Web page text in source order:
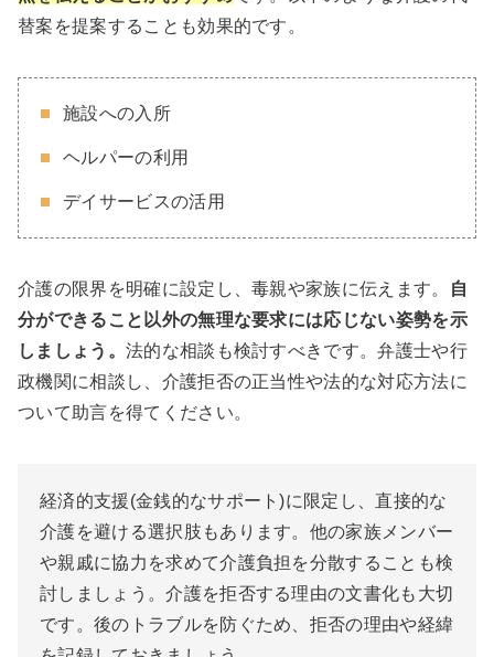
替案を提案することも効果的です。
施設への入所
ヘルパーの利用
デイサービスの活用
介護の限界を明確に設定し、毒親や家族に伝えます。
自
分ができること以外の無理な要求には応じない姿勢を示
しましょう。 法的な相談も検討すべきです。弁護士や行
政機関に相談し、介護拒否の正当性や法的な対応方法に
ついて助言を得てください。
経済的支援(金銭的なサポート)に限定し、直接的な
介護を避ける選択肢もあります。他の家族メンバー
や親戚に協力を求めて介護負担を分散することも検
討しましょう。介護を拒否する理由の文書化も大切
です。後のトラブルを防ぐため、拒否の理由や経緯